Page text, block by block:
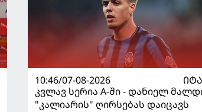
10:46/07-08-2026
კვლავ სერია A-ში - დანიელ
"კალიარის" ღირსებას დაიცავს